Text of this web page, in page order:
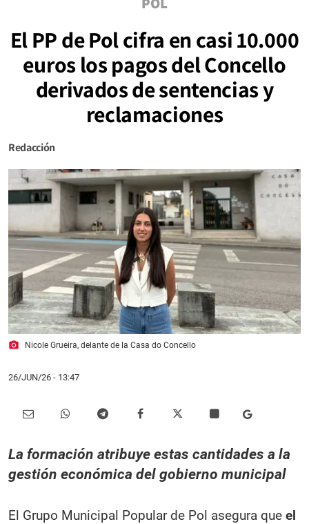
El PP de Pol cifra en casi 10.000
euros los pagos del Concello
derivados de sentencias y
reclamaciones
Redacción
photo_camera Nicole Grueira, delante de la Casa do Concello
26/JUN/26 - 13:47
La formación atribuye estas cantidades a la
gestión económica del gobierno municipal
El Grupo Municipal Popular de Pol asegura que el